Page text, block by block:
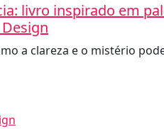
livro inspirado em
a clareza e o mistério